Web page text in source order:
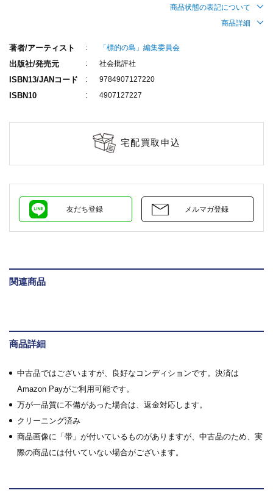
商品状態の表記について
商品詳細
著者/アーティスト 「標的の島」編集委員会
出版社/発売元 社会批評社
ISBN13/JANコード 9784907127220
ISBN10 4907127227
宅配買取申込
友だち登録 メルマガ登録
関連商品
商品詳細
中古品ではございますが、良好なコンディションです。決済は
Amazon Payがご利用可能です。
万が一品質に不備があった場合は、返金対応します。
クリーニング済み
商品画像に「帯」が付いているものがありますが、中古品のため、実
際の商品には付いていない場合がございます。